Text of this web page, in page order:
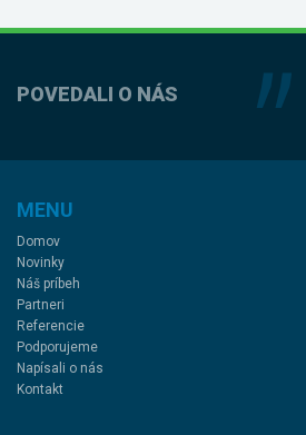
POVEDALI O NÁS
MENU
Domov
Novinky
Náš príbeh
Partneri
Referencie
Podporujeme
Napísali o nás
Kontakt